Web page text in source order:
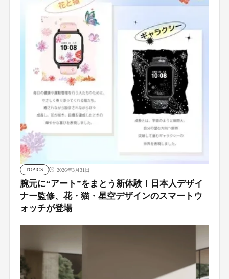
TOPICS 2026年3月31日
腕元に“アート”をまとう新体験！日本人デザイ
ナー監修、花・猫・星空デザインのスマートウ
ォッチが登場